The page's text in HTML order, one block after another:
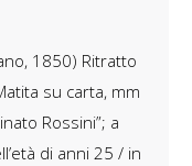
1850) Ritratto
su carta, mm
Rossini”; a
di anni 25 / in